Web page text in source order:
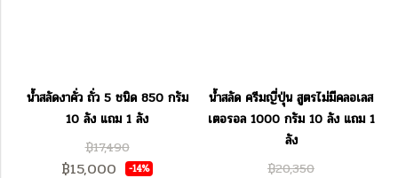
น้ำสลัดงาคั่ว ถั่ว 5 ชนิด 850 กรัม
10 ลัง แถม 1 ลัง
฿17,490
฿15,000 -14%
น้ำสลัด ครีมญี่ปุ่น สูตรไม่มีคลอเลส
เตอรอล 1000 กรัม 10 ลัง แถม 1
ลัง
฿20,350